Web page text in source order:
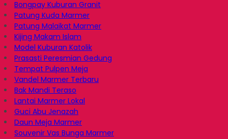
Bongpay Kuburan Granit
Patung Kuda Marmer
Patung Malaikat Marmer
Kijing Makam Islam
Model Kuburan Katolik
Prasasti Peresmian Gedung
Tempat Pulpen Meja
Vandel Marmer Terbaru
Bak Mandi Teraso
Lantai Marmer Lokal
Guci Abu Jenazah
Daun Meja Marmer
Souvenir Vas Bunga Marmer